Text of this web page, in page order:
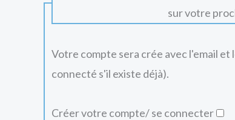
sur votre
Votre compte sera crée avec l'email et
connecté s'il existe déjà).
Créer votre compte/ se connecter